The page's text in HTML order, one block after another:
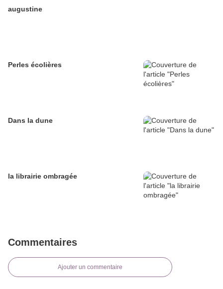
augustine
Perles écolières
Dans la dune
la librairie ombragée
Commentaires
Ajouter un commentaire